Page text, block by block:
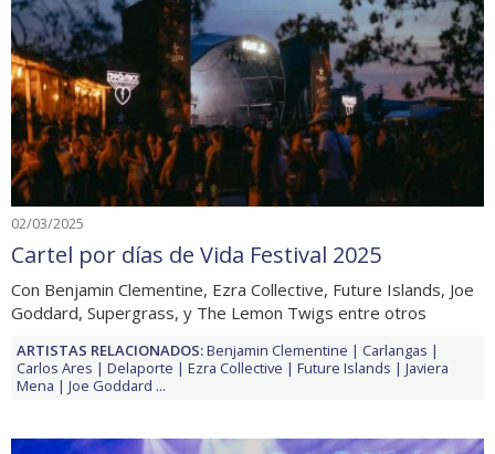
02/03/2025
Cartel por días de Vida Festival 2025
Con Benjamin Clementine, Ezra Collective, Future Islands, Joe
Goddard, Supergrass, y The Lemon Twigs entre otros
ARTISTAS RELACIONADOS:Benjamin Clementine
Carlangas
Carlos Ares
Delaporte Ezra Collective Future Islands
Javiera
Mena
Joe Goddard ...